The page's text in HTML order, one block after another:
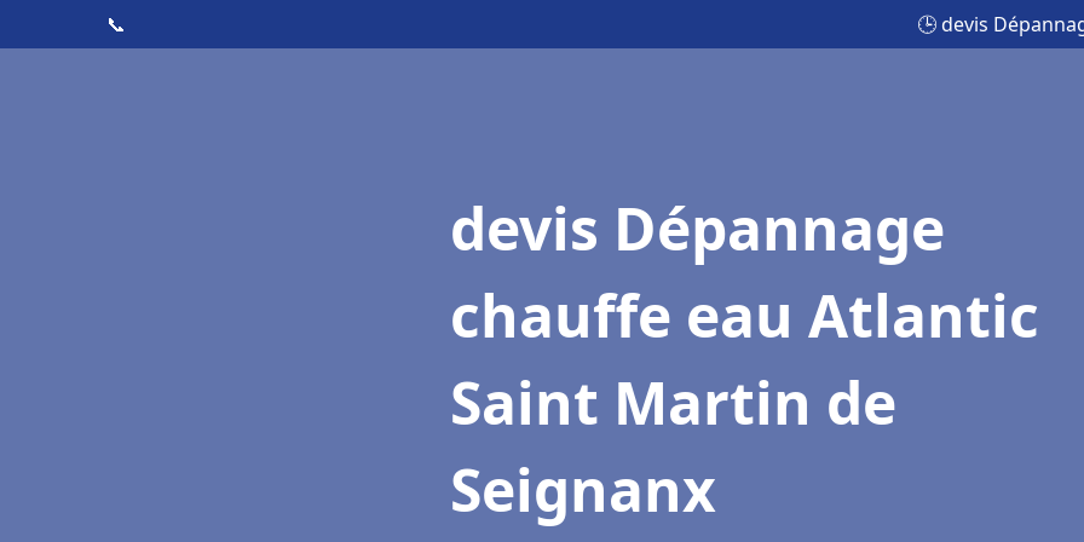
📞 🕒 devis
devis Dépannage
chauffe eau Atlantic
Saint Martin de
Seignanx